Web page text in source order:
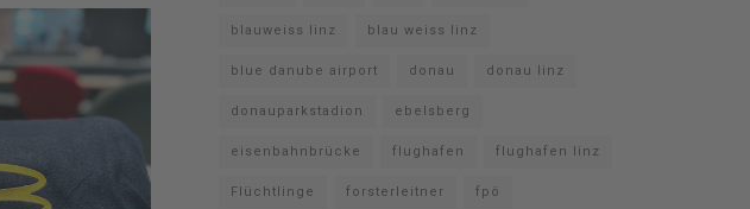
blauweiss linz blau weiss linz
blue danube airport donau donau linz
donauparkstadion ebelsberg
eisenbahnbrücke flughafen flughafen linz
Flüchtlinge forsterleitner fpö